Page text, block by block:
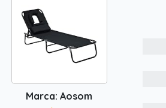
Marca: Aosom